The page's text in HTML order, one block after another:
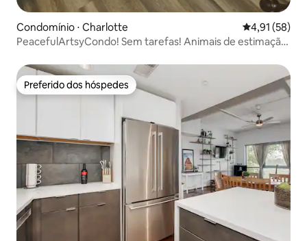
Condomínio ⋅ Charlotte 4,91 de uma
4,91 (58)
PeacefulArtsyCondo! Sem tarefas! Animais de estimação
Preferido dos hóspedes
Preferido dos hóspedes